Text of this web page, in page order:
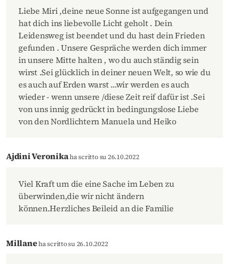
Liebe Miri ,deine neue Sonne ist aufgegangen und
hat dich ins liebevolle Licht geholt . Dein
Leidensweg ist beendet und du hast dein Frieden
gefunden . Unsere Gespräche werden dich immer
in unsere Mitte halten , wo du auch ständig sein
wirst .Sei glücklich in deiner neuen Welt, so wie du
es auch auf Erden warst ...wir werden es auch
wieder - wenn unsere /diese Zeit reif dafür ist .Sei
von uns innig gedrückt in bedingungslose Liebe
von den Nordlichtern Manuela und Heiko
Ajdini Veronikaha scritto su 26.10.2022
Viel Kraft um die eine Sache im Leben zu
überwinden,die wir nicht ändern
können.Herzliches Beileid an die Familie
Millaneha scritto su 26.10.2022